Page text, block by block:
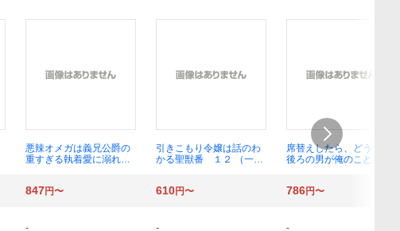
悪辣オメガは義兄公爵の
重すぎる執着愛に溺れる
引きこもり令嬢は話のわ
かる聖獣番 １２ （一迅
席替えしたら、どうやら
後ろの男が俺のこと好き
と／著
847円〜 610円〜 786円〜
- - -